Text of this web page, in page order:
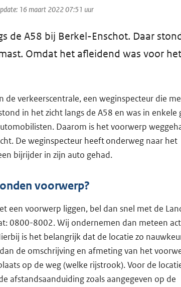
16 maart 2022 07:51 uur
de A58 bij Berkel-Enschot. Daar
Omdat het afleidend was voor
de verkeerscentrale, een weginspecteur die
in het zicht langs de A58 en was in enkele
Daarom is het voorwerp
De weginspecteur heeft onderweg naar het
bijrijder in zijn auto gehad.
voorwerp?
een voorwerp liggen, bel dan snel met de
0800-8002. Wij ondernemen dan meteen
is het belangrijk dat de locatie zo
de omschrijving en afmeting van het
op de weg (welke rijstrook). Voor de
afstandsaanduiding zoals aangegeven op de